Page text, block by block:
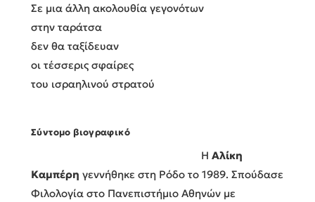
Σε μια άλλη ακολουθία γεγονότων
στην ταράτσα
δεν θα ταξίδευαν
οι τέσσερις σφαίρες
του ισραηλινού στρατού
Σύντομο βιογραφικό
Η Αλίκη
Καμπέρη γεννήθηκε στη Ρόδο το 1989. Σπούδασε
Φιλολογία στο Πανεπιστήμιο Αθηνών με